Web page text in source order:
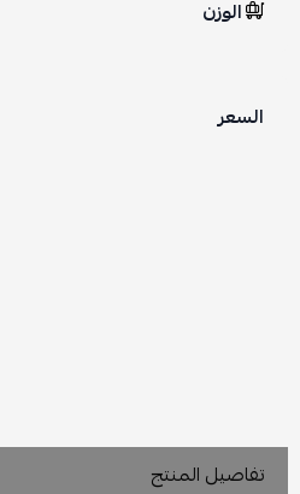
الوزن
السعر
تفاصيل المنتج